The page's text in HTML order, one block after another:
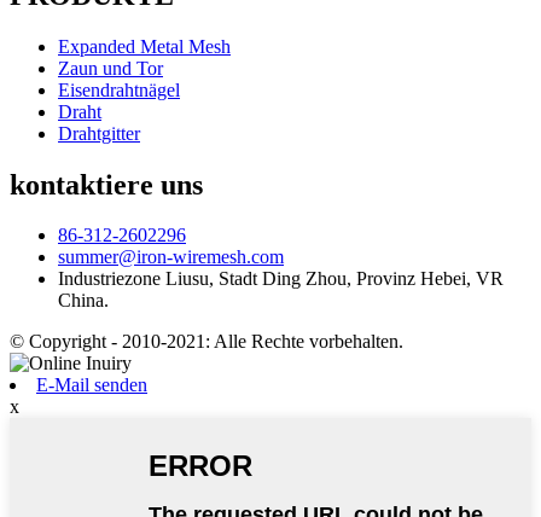
Expanded Metal Mesh
Zaun und Tor
Eisendrahtnägel
Draht
Drahtgitter
kontaktiere uns
86-312-2602296
summer@iron-wiremesh.com
Industriezone Liusu, Stadt Ding Zhou, Provinz Hebei, VR
China.
© Copyright - 2010-2021: Alle Rechte vorbehalten.
E-Mail senden
x